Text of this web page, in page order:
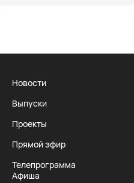
Новости
Выпуски
Проекты
Прямой эфир
Телепрограмма
Афиша